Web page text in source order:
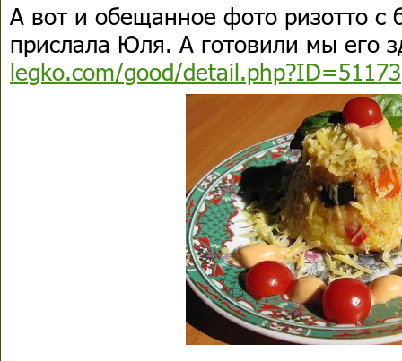
А вот и обещанное фото ризотто с
прислала Юля. А готовили мы его
legko.com/good/detail.php?ID=51173